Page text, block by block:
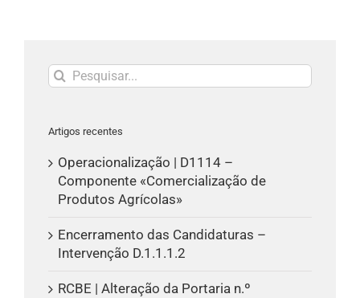
Pesquisar
Artigos recentes
Operacionalização | D1114 –
Componente «Comercialização de
Produtos Agrícolas»
Encerramento das Candidaturas –
Intervenção D.1.1.1.2
RCBE | Alteração da Portaria n.º